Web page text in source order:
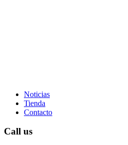
Noticias
Tienda
Contacto
Call us